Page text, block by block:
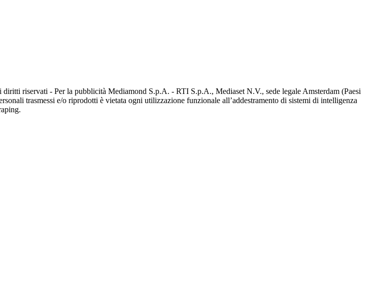
riservati - Per la pubblicità Mediamond S.p.A. - RTI S.p.A., Mediaset N.V., sede legale Amsterdam (Paesi
trasmessi e/o riprodotti è vietata ogni utilizzazione funzionale all’addestramento di sistemi di intelligenza